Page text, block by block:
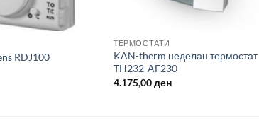
RDJ100
TЕРМОСТАТИ
KAN-therm неделан термостат
TH232-AF230
4.175,00ден